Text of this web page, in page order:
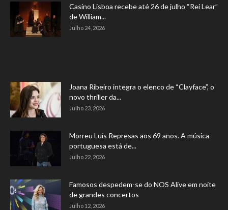
Casino Lisboa recebe até 26 de julho “Rei Lear”
de William...
Julho 24, 2026
Joana Ribeiro integra o elenco de “Clayface”, o
novo thriller da...
Julho 23, 2026
Morreu Luís Represas aos 69 anos. A música
portuguesa está de...
Julho 22, 2026
Famosos despedem-se do NOS Alive em noite
de grandes concertos
Julho 12, 2026